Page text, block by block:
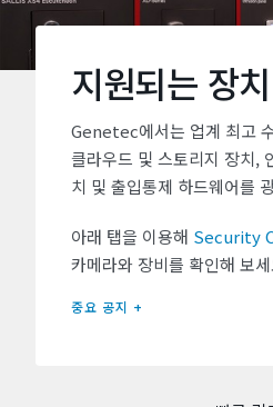
지원되는 장
Genetec에서는 업계 최고
클라우드 및 스토리지 장치,
치 및 출입통제 하드웨어를
아래 탭을 이용해 Security
카메라와 장비를 확인해 보
중요 공지 +